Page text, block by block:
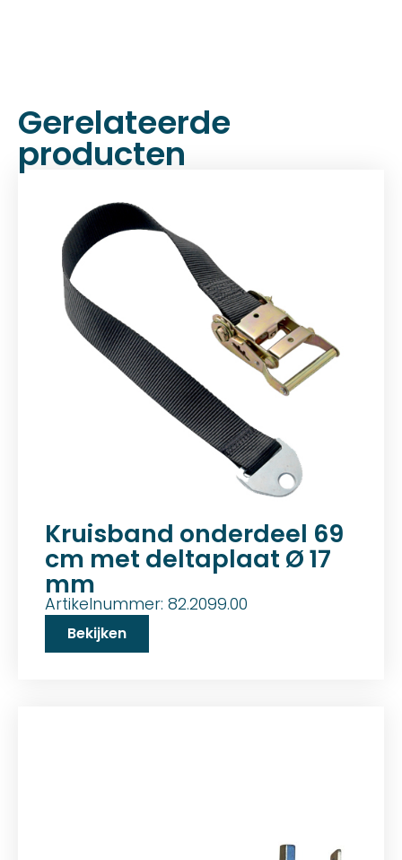
Gerelateerde
producten
Kruisband onderdeel 69
cm met deltaplaat Ø 17
mm
Artikelnummer: 82.2099.00
Bekijken